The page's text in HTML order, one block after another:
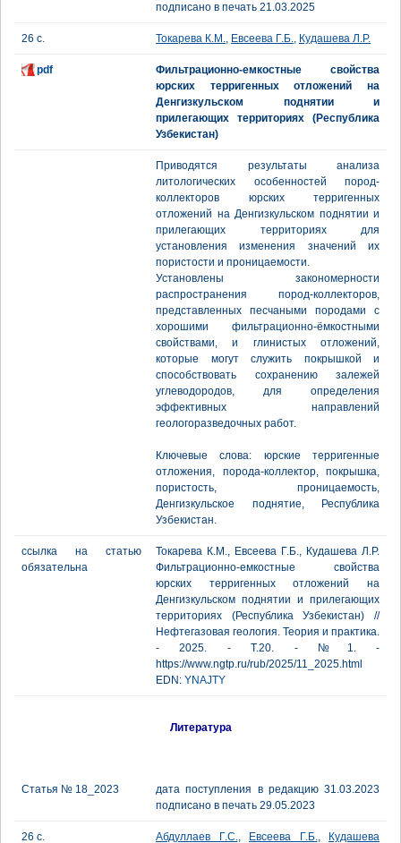
подписано в печать 21.03.2025
26 с. Токарева К.М., Евсеева Г.Б., Кудашева Л.Р.
pdf
Фильтрационно-емкостные свойства
юрских терригенных отложений на
Денгизкульском поднятии и
прилегающих территориях (Республика
Узбекистан)
Приводятся результаты анализа
литологических особенностей пород-
коллекторов юрских терригенных
отложений на Денгизкульском поднятии и
прилегающих территориях для
установления изменения значений их
пористости и проницаемости.
Установлены закономерности
распространения пород-коллекторов,
представленных песчаными породами с
хорошими фильтрационно-ёмкостными
свойствами, и глинистых отложений,
которые могут служить покрышкой и
способствовать сохранению залежей
углеводородов, для определения
эффективных направлений
геологоразведочных работ.
Ключевые слова: юрские терригенные
отложения, порода-коллектор, покрышка,
пористость, проницаемость,
Денгизкульское поднятие, Республика
Узбекистан.
ссылка на статью
обязательна
Токарева К.М., Евсеева Г.Б., Кудашева Л.Р.
Фильтрационно-емкостные свойства
юрских терригенных отложений на
Денгизкульском поднятии и прилегающих
территориях (Республика Узбекистан) //
Нефтегазовая геология. Теория и практика.
- 2025. - Т.20. - №1. -
https://www.ngtp.ru/rub/2025/11_2025.html
EDN: YNAJTY
Литература
Статья № 18_2023
дата поступления в редакцию 31.03.2023
подписано в печать 29.05.2023
26 с. Абдуллаев Г.С., Евсеева Г.Б., Кудашева